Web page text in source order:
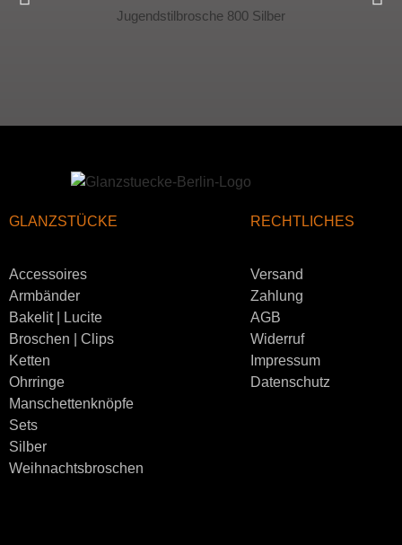
Jugendstilbrosche 800 Silber
GLANZSTÜCKE
Accessoires
Armbänder
Bakelit | Lucite
Broschen | Clips
Ketten
Ohrringe
Manschettenknöpfe
Sets
Silber
Weihnachtsbroschen
RECHTLICHES
Versand
Zahlung
AGB
Widerruf
Impressum
Datenschutz